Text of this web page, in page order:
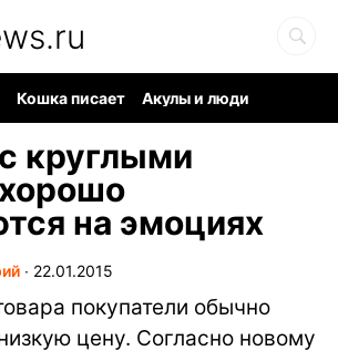
Кошка писает
Акулы и люди
круглыми
на эмоциях
∙ 22.01.2015
покупатели обычно
цену. Согласно новому